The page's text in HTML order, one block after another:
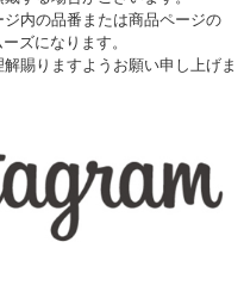
内の品番または商品ページの
ズになります。
賜りますようお願い申し上げま